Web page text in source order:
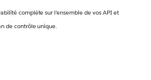
complète sur l'ensemble de vos API et
de contrôle unique.